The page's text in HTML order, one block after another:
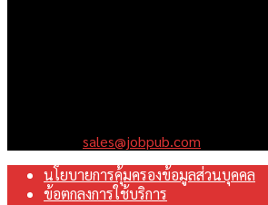
sales@jobpub.com
นโยบายการคุ้มครองข้อมูลส่วนบุคคล
ข้อตกลงการใช้บริการ